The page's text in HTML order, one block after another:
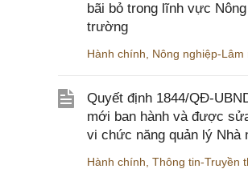
bãi bỏ trong lĩnh vực
trường
Hành chính Nông nghiệp-Lâm
Quyết định 1844/QĐ-
mới ban hành và được
vi chức năng quản lý Nhà
Hành chính Thông tin-Truyền